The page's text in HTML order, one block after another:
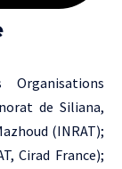
de Siliana,
(INRAT);
Cirad France);